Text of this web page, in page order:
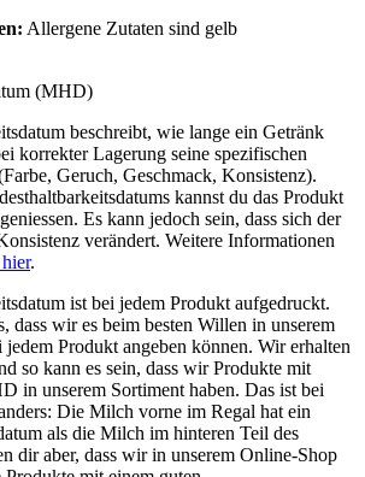
Allergene Zutaten sind gelb
(MHD)
beschreibt, wie lange ein Getränk
korrekter Lagerung seine spezifischen
Geruch, Geschmack, Konsistenz).
kannst du das Produkt
Es kann jedoch sein, dass sich der
verändert. Weitere Informationen
.
ist bei jedem Produkt aufgedruckt.
dass wir es beim besten Willen in unserem
Produkt angeben können. Wir erhalten
so kann es sein, dass wir Produkte mit
in unserem Sortiment haben. Das ist bei
Die Milch vorne im Regal hat ein
als die Milch im hinteren Teil des
dir aber, dass wir in unserem Online-Shop